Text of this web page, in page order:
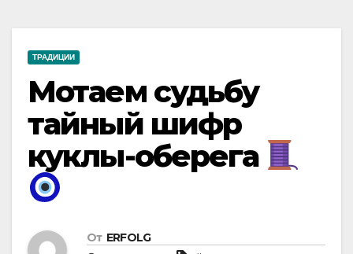
ТРАДИЦИИ
Мотаем судьбу
тайный шифр
куклы-оберега
От ERFOLG